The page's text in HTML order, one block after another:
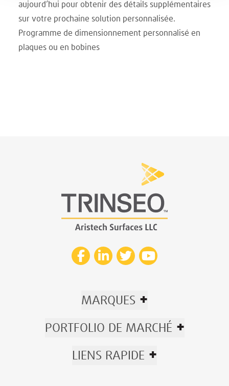
aujourd’hui pour obtenir des détails supplémentaires
sur votre prochaine solution personnalisée.
Programme de dimensionnement personnalisé en
plaques ou en bobines
MARQUES +
PORTFOLIO DE MARCHÉ +
LIENS RAPIDE +